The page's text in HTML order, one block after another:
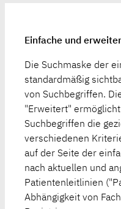
Einfache und
Die Suchmaske der
standardmäßig
von Suchbegriffen.
"Erweitert"
Suchbegriffen die
verschiedenen
auf der Seite der
nach aktuellen und
Patientenleitlinien
Abhängigkeit von